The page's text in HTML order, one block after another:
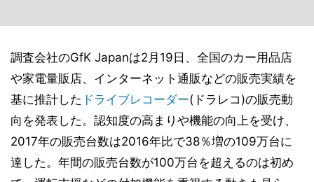
調査会社のGfK Japanは2月19日、全国のカー用品店
や家電量販店、インターネット通販などの販売実績を
基に推計した ドライブレコーダー(ドラレコ)の販売動
向を発表した。認知度の高まりや機能の向上を受け、
2017年の販売台数は2016年比で38％増の109万台に
達した。年間の販売台数が100万台を超えるのは初め